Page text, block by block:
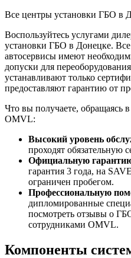
Все центры установки ГБО в
Воспользуйтесь услугами
установки ГБО в Донецке.
автосервисы имеют
допуски для
устанавливают только
предоставляют гарантию от
Что вы получаете, обращаясь
OMVL:
Высокий уровень
проходят обязательную
Официальную
гарантия 3 года, на
ограничен пробегом.
Профессиональную
дипломированные
посмотреть отзывы о
сотрудниками OMVL.
Компоненты